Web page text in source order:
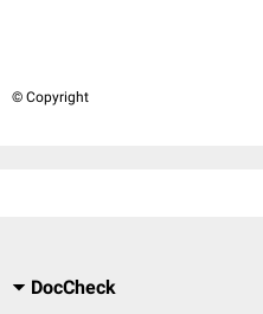
© Copyright
DocCheck